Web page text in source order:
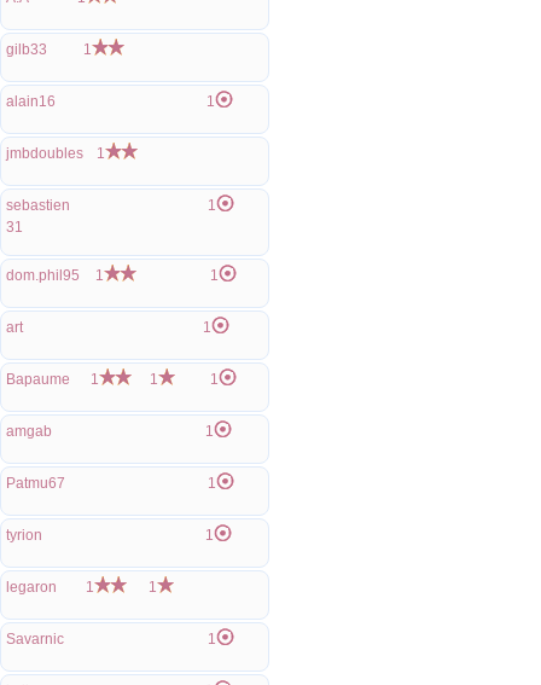
gilb33 1
alain16 1
jmbdoubles 1
sebastien
31
1
dom.phil95 1 1
art 1
Bapaume 1 1 1
amgab 1
Patmu67 1
tyrion 1
legaron 1 1
Savarnic 1